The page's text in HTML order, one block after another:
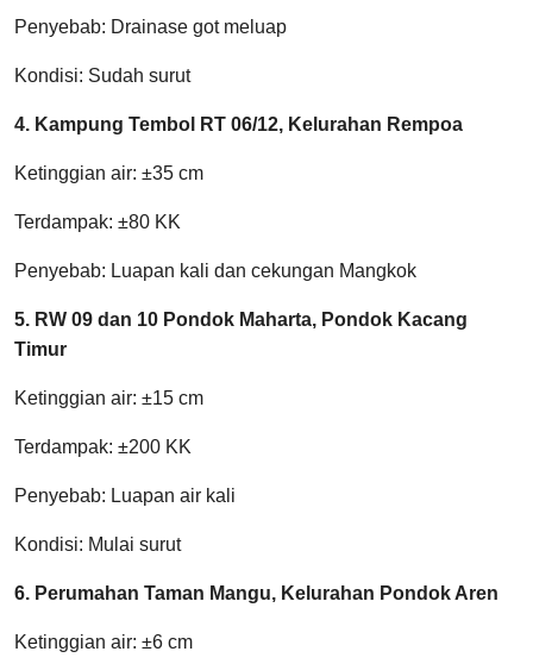
Penyebab: Drainase got meluap
Kondisi: Sudah surut
4. Kampung Tembol RT 06/12, Kelurahan Rempoa
Ketinggian air: ±35 cm
Terdampak: ±80 KK
Penyebab: Luapan kali dan cekungan Mangkok
5. RW 09 dan 10 Pondok Maharta, Pondok Kacang
Timur
Ketinggian air: ±15 cm
Terdampak: ±200 KK
Penyebab: Luapan air kali
Kondisi: Mulai surut
6. Perumahan Taman Mangu, Kelurahan Pondok Aren
Ketinggian air: ±6 cm